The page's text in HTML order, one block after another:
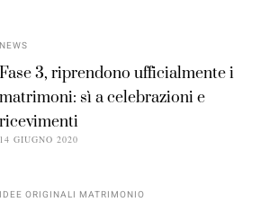
NEWS
Fase 3, riprendono ufficialmente i
matrimoni: sì a celebrazioni e
ricevimenti
14 GIUGNO 2020
IDEE ORIGINALI MATRIMONIO